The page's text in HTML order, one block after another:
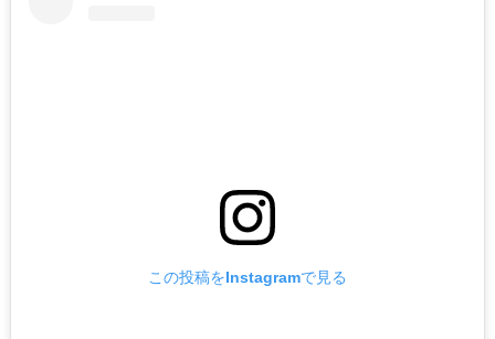
この投稿をInstagramで見る